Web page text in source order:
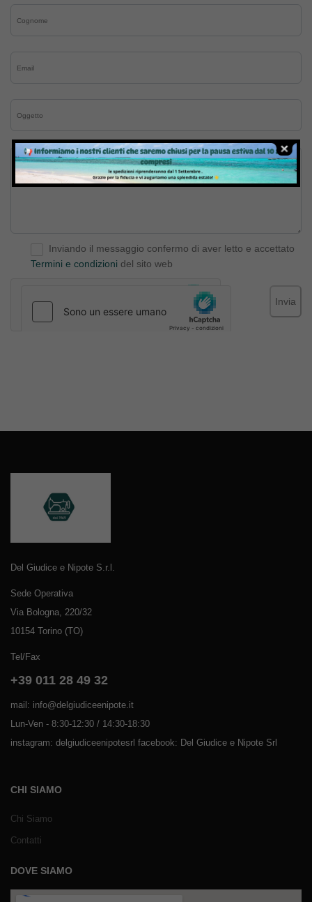
Inviando il messaggio confermo di aver letto e accettato
Termini e condizioni del sito web
Invia
Del Giudice e Nipote S.r.l.
Sede Operativa
Via Bologna, 220/32
10154 Torino (TO)
Tel/Fax
+39 011 28 49 32
mail: info@delgiudiceenipote.it
Lun-Ven - 8:30-12:30 / 14:30-18:30
instagram: delgiudiceenipotesrl facebook: Del Giudice e Nipote Srl
CHI SIAMO
Chi Siamo
Contatti
DOVE SIAMO